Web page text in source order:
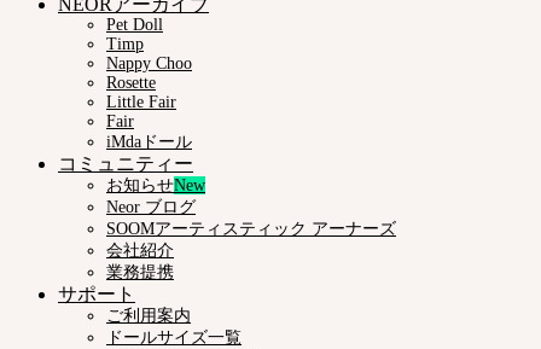
NEORアーカイブ
Pet Doll
Timp
Nappy Choo
Rosette
Little Fair
Fair
iMdaドール
コミュニティー
お知らせ
Neor ブログ
SOOMアーティスティック アーナーズ
会社紹介
業務提携
サポート
ご利用案内
ドールサイズ一覧